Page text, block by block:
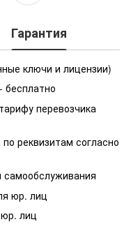
Гарантия
ключи и лицензии)
бесплатно
перевозчика
реквизитам согласно
самообслуживания
юр. лиц
лиц